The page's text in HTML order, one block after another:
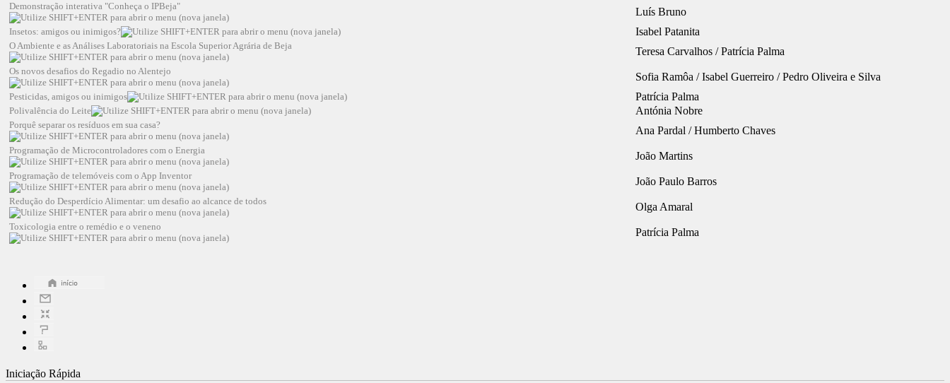
Demonstração interativa "Conheça o IPBeja" Luís Bruno
Insetos: amigos ou inimigos? Isabel Patanita
O Ambiente e as Análises Laboratoriais na Escola Superior Agrária de Beja Teresa Carvalhos / Patrícia Palma
Os novos desafios do Regadio no Alentejo Sofia Ramôa / Isabel Guerreiro / Pedro Oliveira e Silva
Pesticidas, amigos ou inimigos Patrícia Palma
Polivalência do Leite Antónia Nobre
Porquê separar os resíduos em sua casa? Ana Pardal / Humberto Chaves
Programação de Microcontroladores com o Energia João Martins
Programação de telemóveis com o App Inventor João Paulo Barros
Redução do Desperdício Alimentar: um desafio ao alcance de todos Olga Amaral
Toxicologia entre o remédio e o veneno Patrícia Palma
Iniciação Rápida